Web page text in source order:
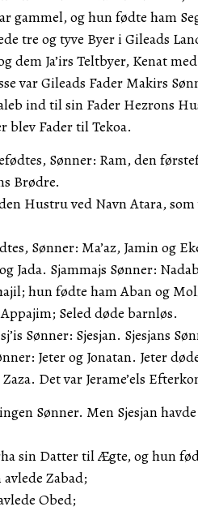
gammel, og hun fødte ham
tre og tyve Byer i Gileads
dem Ja’irs Teltbyer, Kenat
var Gileads Fader Makirs
ind til sin Fader Hezrons
blev Fader til Tekoa.
Sønner: Ram, den
Brødre.
Hustru ved Navn Atara,
Sønner: Ma’az, Jamin og
Jada. Sjammajs Sønner:
hun fødte ham Aban og
Seled døde barnløs.
Sønner: Sjesjan. Sjesjans
Jeter og Jonatan. Jeter
Det var Jerame’els
Sønner. Men Sjesjan
sin Datter til Ægte, og hun
Zabad;
Obed;